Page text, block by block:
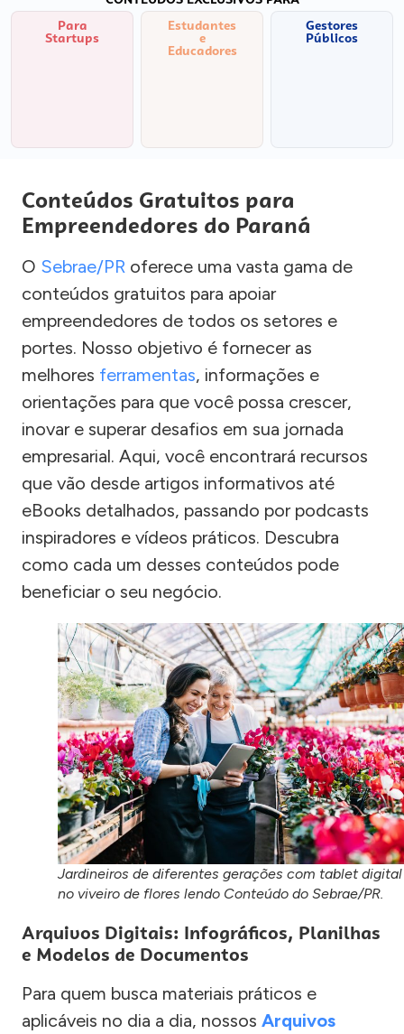
Para
Startups
Estudantes
e
Educadores
Gestores
Públicos
Conteúdos Gratuitos para
Empreendedores do Paraná
O Sebrae/PR oferece uma vasta gama de
conteúdos gratuitos para apoiar
empreendedores de todos os setores e
portes. Nosso objetivo é fornecer as
melhores ferramentas, informações e
orientações para que você possa crescer,
inovar e superar desafios em sua jornada
empresarial. Aqui, você encontrará recursos
que vão desde artigos informativos até
eBooks detalhados, passando por podcasts
inspiradores e vídeos práticos. Descubra
como cada um desses conteúdos pode
beneficiar o seu negócio.
Jardineiros de diferentes gerações com tablet digital
no viveiro de flores lendo Conteúdo do Sebrae/PR.
Arquivos Digitais: Infográficos, Planilhas
e Modelos de Documentos
Para quem busca materiais práticos e
aplicáveis no dia a dia, nossos Arquivos